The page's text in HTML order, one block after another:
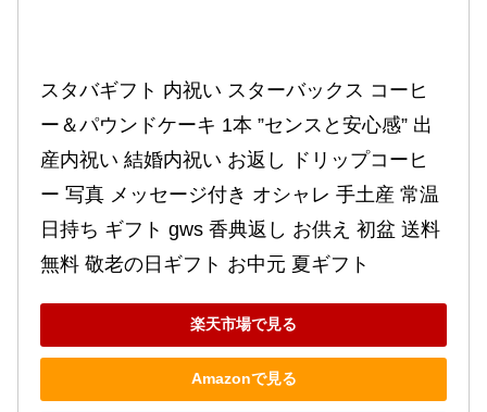
スタバギフト 内祝い スターバックス コーヒ
ー＆パウンドケーキ 1本 ”センスと安心感” 出
産内祝い 結婚内祝い お返し ドリップコーヒ
ー 写真 メッセージ付き オシャレ 手土産 常温
日持ち ギフト gws 香典返し お供え 初盆 送料
無料 敬老の日ギフト お中元 夏ギフト
楽天市場で見る
Amazonで見る